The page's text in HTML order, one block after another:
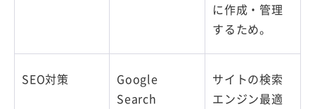
に作成・管理
するため。
SEO対策
Google
Search
サイトの検索
エンジン最適